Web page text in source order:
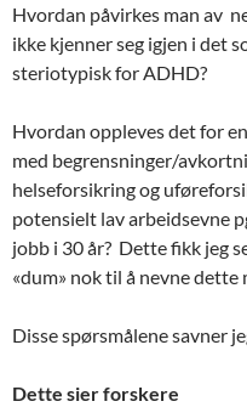
Hvordan påvirkes man av
ikke kjenner seg igjen i det
steriotypisk for ADHD?
Hvordan oppleves det for
med begrensninger/
helseforsikring og
potensielt lav arbeidsevne
jobb i 30 år? Dette fikk jeg
«dum» nok til å nevne dette
Disse spørsmålene savner
Dette sier forskere